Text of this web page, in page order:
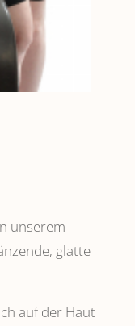
unserem
glatte
auf der Haut